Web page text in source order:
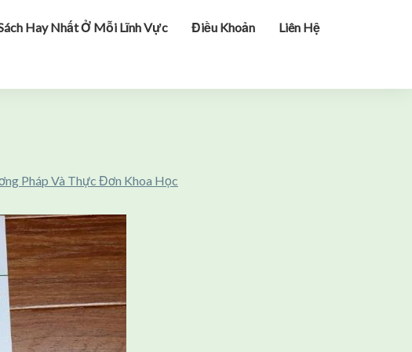
Hay Nhất Ở Mỗi Lĩnh Vực Điều Khoản Liên Hệ
Pháp Và Thực Đơn Khoa Học